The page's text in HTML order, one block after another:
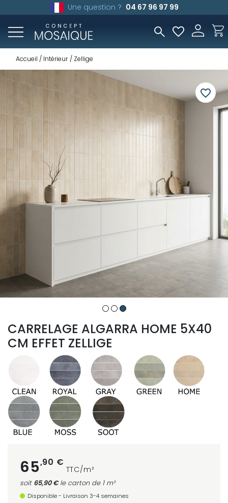
Une question ? 04 67 96 97 99
Accueil Intérieur Zellige
favorite_border
CARRELAGE ALGARRA HOME 5X40
CM EFFET ZELLIGE
65,90 €
TTC/m²
soit 65,90 €le carton de 1 m²
Disponible - Livraison 3-4 semaines